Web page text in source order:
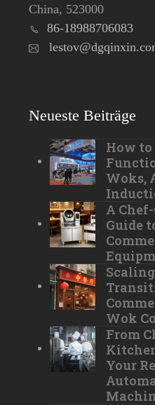
China, 523000
86-18988706083
Neueste Beiträge
How to
Woks,
A
Guide
Wok
From
Your